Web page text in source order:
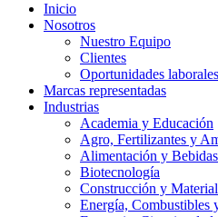
Inicio
Nosotros
Nuestro Equipo
Clientes
Oportunidades laborales
Marcas representadas
Industrias
Academia y Educación
Agro, Fertilizantes y
Alimentación y Bebidas
Biotecnología
Construcción y
Energía, Combustibles